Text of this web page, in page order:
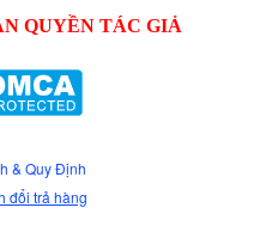
QUYỀN TÁC GIẢ
& Quy Định
đổi trả hàng